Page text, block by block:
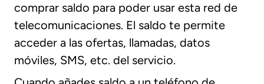
comprar saldo para poder usar esta red de
telecomunicaciones. El saldo te permite
acceder a las ofertas, llamadas, datos
móviles, SMS, etc. del servicio.